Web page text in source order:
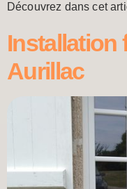
Découvrez dans cet
Installation
Aurillac